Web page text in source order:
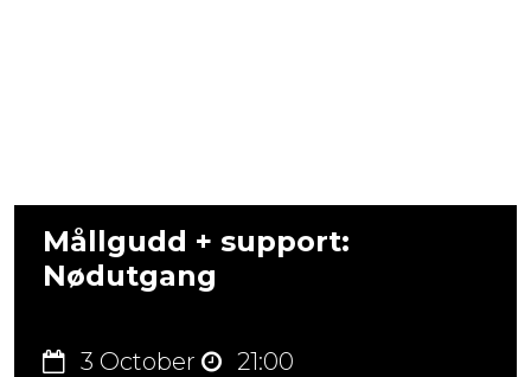
Mållgudd + support:
Nødutgang
3 October 21:00